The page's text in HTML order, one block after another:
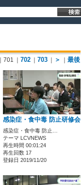
｜701 702 703 ＞ 最後
感染症・食中毒 防止研修会
感染症・食中毒 防止…
テーマ LCVNEWS
再生時間 00:01:24
再生回数 17
登録日 2019/11/20